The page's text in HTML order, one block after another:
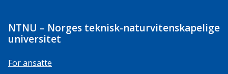
NTNU – Norges teknisk-naturvitenskapelige
universitet
For ansatte